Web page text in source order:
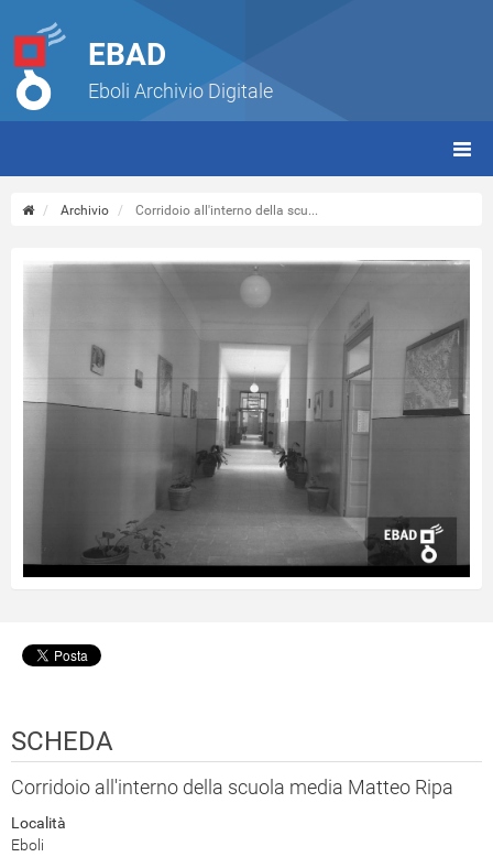
EBAD
Eboli Archivio Digitale
Archivio Corridoio all'interno della scu...
SCHEDA
Corridoio all'interno della scuola media Matteo Ripa
Località
Eboli